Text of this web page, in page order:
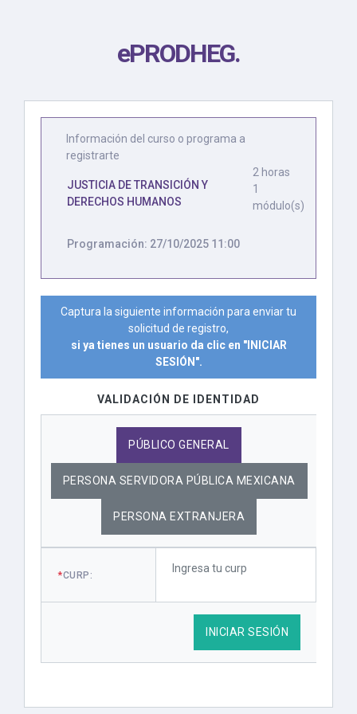
ePRODHEG.
Información del curso o programa a
registrarte
JUSTICIA DE TRANSICIÓN Y
DERECHOS HUMANOS
2 horas
1
módulo(s)
Programación: 27/10/2025 11:00
Captura la siguiente información para enviar tu
solicitud de registro,
si ya tienes un usuario da clic en "INICIAR
SESIÓN".
VALIDACIÓN DE IDENTIDAD
PÚBLICO GENERAL
PERSONA SERVIDORA PÚBLICA MEXICANA
PERSONA EXTRANJERA
*CURP:
INICIAR SESIÓN